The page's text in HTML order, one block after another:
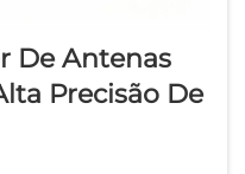
De Antenas
Precisão De